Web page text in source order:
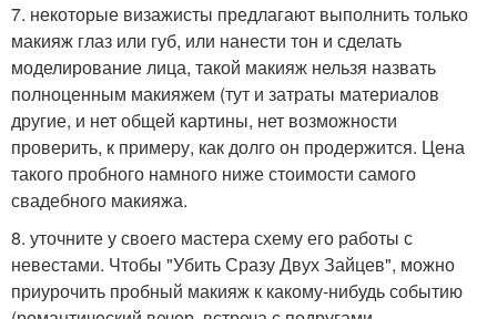
7. некоторые визажисты предлагают выполнить только
макияж глаз или губ, или нанести тон и сделать
моделирование лица, такой макияж нельзя назвать
полноценным макияжем (тут и затраты материалов
другие, и нет общей картины, нет возможности
проверить, к примеру, как долго он продержится. Цена
такого пробного намного ниже стоимости самого
свадебного макияжа.
8. уточните у своего мастера схему его работы с
невестами. Чтобы "Убить Сразу Двух Зайцев", можно
приурочить пробный макияж к какому-нибудь событию